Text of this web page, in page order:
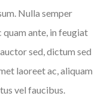
Nulla semper
ante, in feugiat
sed, dictum sed
laoreet ac, aliquam
vel faucibus.